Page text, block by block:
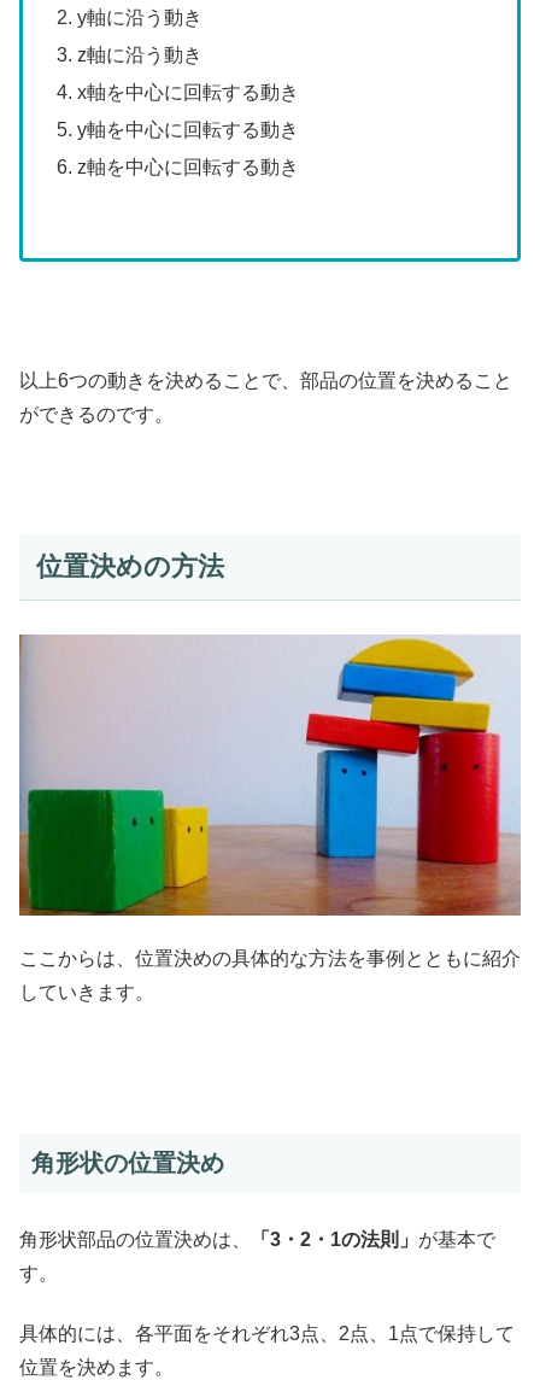
y軸に沿う動き
z軸に沿う動き
x軸を中心に回転する動き
y軸を中心に回転する動き
z軸を中心に回転する動き
以上6つの動きを決めることで、部品の位置を決めること
ができるのです。
位置決めの方法
ここからは、位置決めの具体的な方法を事例とともに紹介
していきます。
角形状の位置決め
角形状部品の位置決めは、 「3・2・1の法則」 が基本で
す。
具体的には、各平面をそれぞれ3点、2点、1点で保持して
位置を決めます。